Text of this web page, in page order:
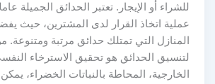
للشراء أو الإيجار. تعتبر الحدائق الجميلة
عملية اتخاذ القرار لدى المشترين، حيث
المنازل التي تمتلك حدائق مرتبة ومتنوعة.
لتنسيق الحدائق هو تحقيق الاسترخاء
الخارجية، المحاطة بالنباتات الخضراء،